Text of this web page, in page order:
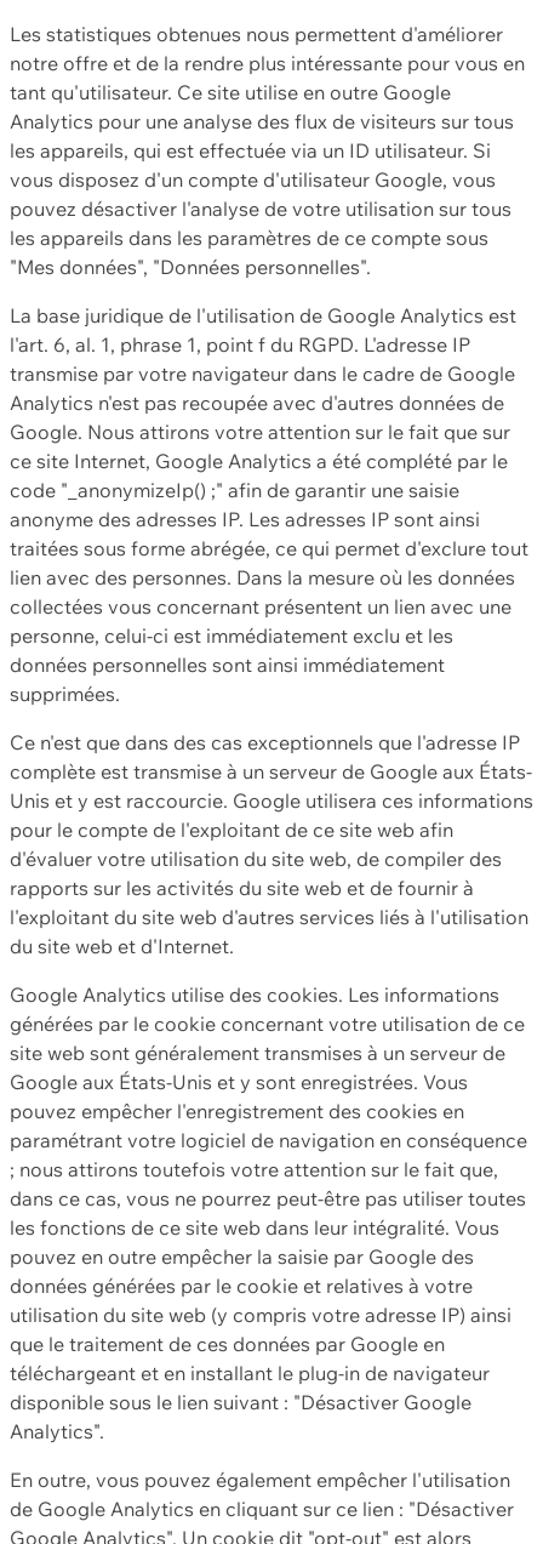
Les statistiques obtenues nous permettent d'améliorer
notre offre et de la rendre plus intéressante pour vous en
tant qu'utilisateur. Ce site utilise en outre Google
Analytics pour une analyse des flux de visiteurs sur tous
les appareils, qui est effectuée via un ID utilisateur. Si
vous disposez d'un compte d'utilisateur Google, vous
pouvez désactiver l'analyse de votre utilisation sur tous
les appareils dans les paramètres de ce compte sous
"Mes données", "Données personnelles".
La base juridique de l'utilisation de Google Analytics est
l'art. 6, al. 1, phrase 1, point f du RGPD. L'adresse IP
transmise par votre navigateur dans le cadre de Google
Analytics n'est pas recoupée avec d'autres données de
Google. Nous attirons votre attention sur le fait que sur
ce site Internet, Google Analytics a été complété par le
code "_anonymizeIp() ;" afin de garantir une saisie
anonyme des adresses IP. Les adresses IP sont ainsi
traitées sous forme abrégée, ce qui permet d'exclure tout
lien avec des personnes. Dans la mesure où les données
collectées vous concernant présentent un lien avec une
personne, celui-ci est immédiatement exclu et les
données personnelles sont ainsi immédiatement
supprimées.
Ce n'est que dans des cas exceptionnels que l'adresse IP
complète est transmise à un serveur de Google aux États-
Unis et y est raccourcie. Google utilisera ces informations
pour le compte de l'exploitant de ce site web afin
d'évaluer votre utilisation du site web, de compiler des
rapports sur les activités du site web et de fournir à
l'exploitant du site web d'autres services liés à l'utilisation
du site web et d'Internet.
Google Analytics utilise des cookies. Les informations
générées par le cookie concernant votre utilisation de ce
site web sont généralement transmises à un serveur de
Google aux États-Unis et y sont enregistrées. Vous
pouvez empêcher l'enregistrement des cookies en
paramétrant votre logiciel de navigation en conséquence
; nous attirons toutefois votre attention sur le fait que,
dans ce cas, vous ne pourrez peut-être pas utiliser toutes
les fonctions de ce site web dans leur intégralité. Vous
pouvez en outre empêcher la saisie par Google des
données générées par le cookie et relatives à votre
utilisation du site web (y compris votre adresse IP) ainsi
que le traitement de ces données par Google en
téléchargeant et en installant le plug-in de navigateur
disponible sous le lien suivant : "Désactiver Google
Analytics".
En outre, vous pouvez également empêcher l'utilisation
de Google Analytics en cliquant sur ce lien : "Désactiver
Google Analytics". Un cookie dit "opt-out" est alors